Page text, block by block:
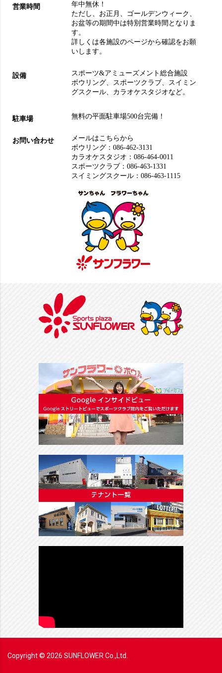
営業時間
年中無休！
ただし、お正月、ゴールデンウィーク、
お盆等の期間中は特別営業時間となりま
す。
詳しくは各施設のページから確認をお願
いします。
設備
スポーツ&アミューズメント総合施設
ボウリング、 スポーツクラブ、 スイミン
グスクール、 カラオケスタジオなど。
駐車場 無料の平面駐車場500台完備！
お問い合わせ
メールはこちらから
ボウリング：086-462-3131
カラオケスタジオ：086-464-0011
スポーツクラブ：086-463-1331
スイミングスクール：086-463-1115
Copyright © 2026 SUNFLOWER Co.,Ltd.